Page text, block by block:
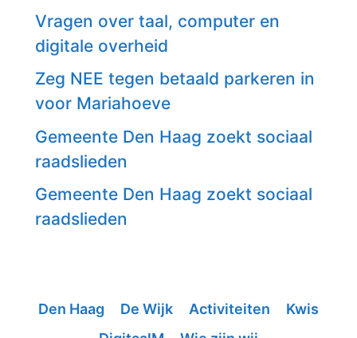
Vragen over taal, computer en
digitale overheid
Zeg NEE tegen betaald parkeren in
voor Mariahoeve
Gemeente Den Haag zoekt sociaal
raadslieden
Gemeente Den Haag zoekt sociaal
raadslieden
Den Haag De Wijk Activiteiten
Kwis